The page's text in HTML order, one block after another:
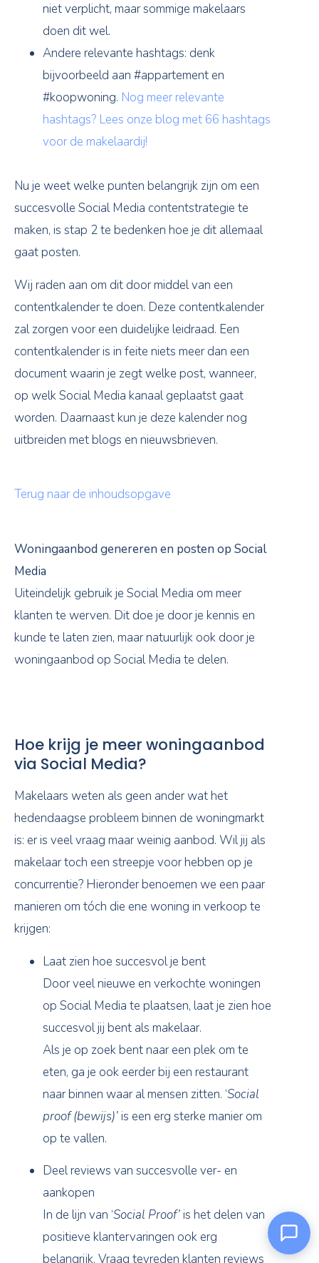
niet verplicht, maar sommige makelaars
doen dit wel.
Andere relevante hashtags: denk
bijvoorbeeld aan #appartement en
#koopwoning. Nog meer relevante
hashtags? Lees onze blog met 66 hashtags
voor de makelaardij!
Nu je weet welke punten belangrijk zijn om een
succesvolle Social Media contentstrategie te
maken, is stap 2 te bedenken hoe je dit allemaal
gaat posten.
Wij raden aan om dit door middel van een
contentkalender te doen. Deze contentkalender
zal zorgen voor een duidelijke leidraad. Een
contentkalender is in feite niets meer dan een
document waarin je zegt welke post, wanneer,
op welk Social Media kanaal geplaatst gaat
worden. Daarnaast kun je deze kalender nog
uitbreiden met blogs en nieuwsbrieven.
Terug naar de inhoudsopgave
Woningaanbod genereren en posten op Social
Media
Uiteindelijk gebruik je Social Media om meer
klanten te werven. Dit doe je door je kennis en
kunde te laten zien, maar natuurlijk ook door je
woningaanbod op Social Media te delen.
Hoe krijg je meer woningaanbod
via Social Media?
Makelaars weten als geen ander wat het
hedendaagse probleem binnen de woningmarkt
is: er is veel vraag maar weinig aanbod. Wil jij als
makelaar toch een streepje voor hebben op je
concurrentie? Hieronder benoemen we een paar
manieren om tóch die ene woning in verkoop te
krijgen:
Laat zien hoe succesvol je bent
Door veel nieuwe en verkochte woningen
op Social Media te plaatsen, laat je zien hoe
succesvol jij bent als makelaar.
Als je op zoek bent naar een plek om te
eten, ga je ook eerder bij een restaurant
naar binnen waar al mensen zitten. ‘Social
proof (bewijs)’is een erg sterke manier om
op te vallen.
Deel reviews van succesvolle ver- en
aankopen
In de lijn van ‘Social Proof’is het delen van
positieve klantervaringen ook erg
belangrijk. Vraag tevreden klanten reviews